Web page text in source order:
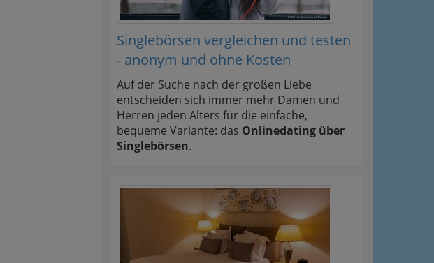
Singlebörsen vergleichen und testen
- anonym und ohne Kosten
Auf der Suche nach der großen Liebe
entscheiden sich immer mehr Damen und
Herren jeden Alters für die einfache,
bequeme Variante: das Onlinedating über
Singlebörsen.